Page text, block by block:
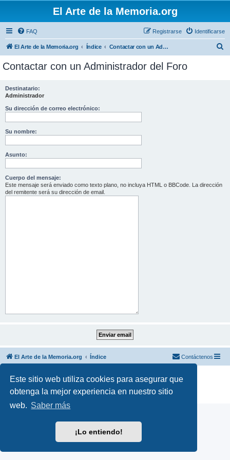
Este sitio web utiliza cookies para asegurar que
obtenga la mejor experiencia en nuestro sitio
web. Saber más
¡Lo entiendo!
El Arte de la Memoria.org
FAQ Identificarse
Registrarse
El Arte de la Memoria.org Índice Contactar con un Administrador del Foro
Contactar con un Administrador del Foro
Destinatario:
Administrador
Su dirección de correo electrónico:
Su nombre:
Asunto:
Cuerpo del mensaje:
Este mensaje será enviado como texto plano, no incluya HTML o BBCode. La dirección
del remitente será su dirección de email.
El Arte de la Memoria.org Índice Contáctenos
Desarrollado por phpBB ® Forum Software © phpBB Limited
Traducción al español por
phpBB España
Privacidad|Condiciones